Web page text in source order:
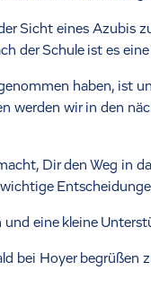
Sicht eines Azubis
der Schule ist es
haben, ist
werden wir in den
Dir den Weg in
eine kleine
bei Hoyer begrüßen